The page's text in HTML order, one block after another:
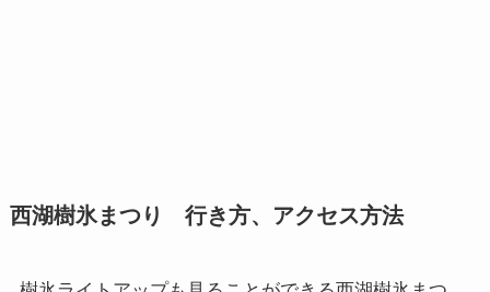
西湖樹氷まつり 行き方、アクセス方法